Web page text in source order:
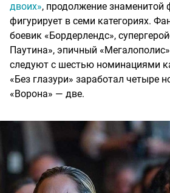
двоих», продолжение
фигурирует в семи категориях.
боевик «Бордерлендс»,
Паутина», эпичный
следуют с шестью номинациями
«Без глазури» заработал четыре
«Ворона» — две.